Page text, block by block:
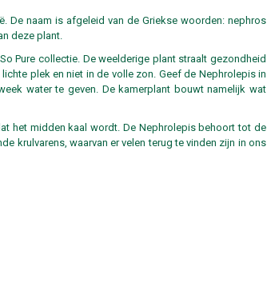
De naam is afgeleid van de Griekse woorden: nephros
deze plant.
Pure collectie. De weelderige plant straalt gezondheid
plek en niet in de volle zon. Geef de Nephrolepis in
water te geven. De kamerplant bouwt namelijk wat
het midden kaal wordt. De Nephrolepis behoort tot de
krulvarens, waarvan er velen terug te vinden zijn in ons